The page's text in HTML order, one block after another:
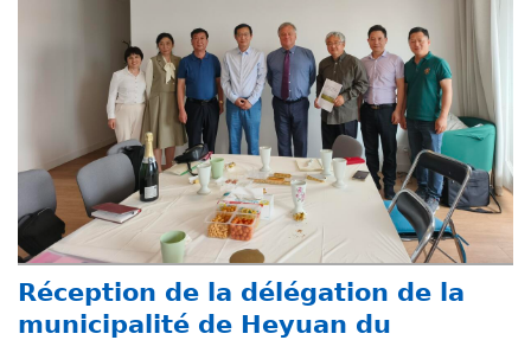
Réception de la délégation de la
municipalité de Heyuan du